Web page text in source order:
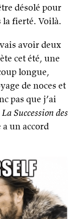
désolé pour
la fierté. Voilà.
avoir deux
cet été, une
longue,
de noces et
pas que j’ai
La Succession des
un accord